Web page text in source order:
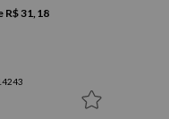
R$ 31,18
4243